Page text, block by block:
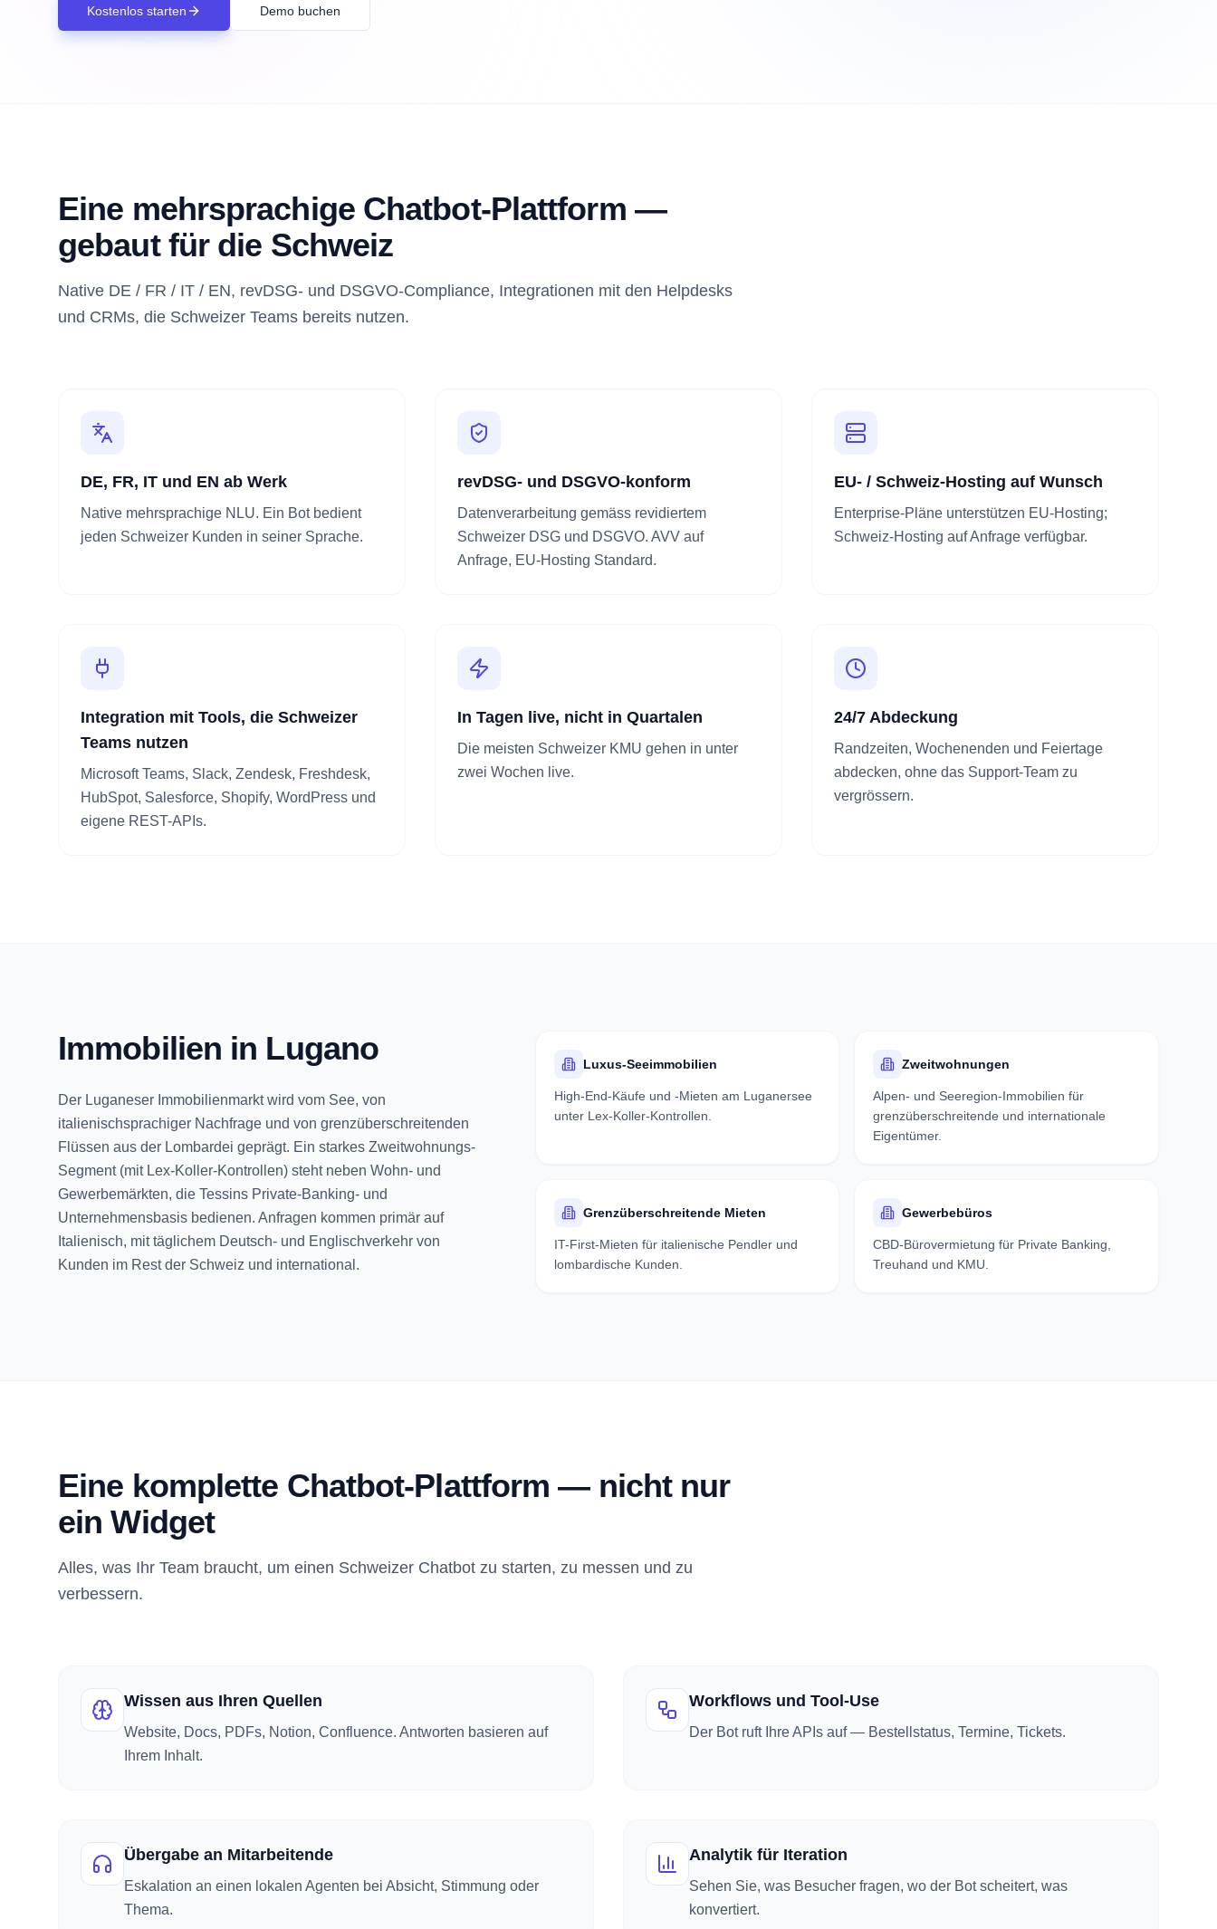
Kostenlos starten Demo buchen
Eine mehrsprachige Chatbot-Plattform —
gebaut für die Schweiz
Native DE / FR / IT / EN, revDSG- und DSGVO-Compliance, Integrationen mit den Helpdesks
und CRMs, die Schweizer Teams bereits nutzen.
DE, FR, IT und EN ab Werk
Native mehrsprachige NLU. Ein Bot bedient
jeden Schweizer Kunden in seiner Sprache.
revDSG- und DSGVO-konform
Datenverarbeitung gemäss revidiertem
Schweizer DSG und DSGVO. AVV auf
Anfrage, EU-Hosting Standard.
EU- / Schweiz-Hosting auf Wunsch
Enterprise-Pläne unterstützen EU-Hosting;
Schweiz-Hosting auf Anfrage verfügbar.
Integration mit Tools, die Schweizer
Teams nutzen
Microsoft Teams, Slack, Zendesk, Freshdesk,
HubSpot, Salesforce, Shopify, WordPress und
eigene REST-APIs.
In Tagen live, nicht in Quartalen
Die meisten Schweizer KMU gehen in unter
zwei Wochen live.
24/7 Abdeckung
Randzeiten, Wochenenden und Feiertage
abdecken, ohne das Support-Team zu
vergrössern.
Immobilien in Lugano
Der Luganeser Immobilienmarkt wird vom See, von
italienischsprachiger Nachfrage und von grenzüberschreitenden
Flüssen aus der Lombardei geprägt. Ein starkes Zweitwohnungs-
Segment (mit Lex-Koller-Kontrollen) steht neben Wohn- und
Gewerbemärkten, die Tessins Private-Banking- und
Unternehmensbasis bedienen. Anfragen kommen primär auf
Italienisch, mit täglichem Deutsch- und Englischverkehr von
Kunden im Rest der Schweiz und international.
Luxus-Seeimmobilien
High-End-Käufe und -Mieten am Luganersee
unter Lex-Koller-Kontrollen.
Zweitwohnungen
Alpen- und Seeregion-Immobilien für
grenzüberschreitende und internationale
Eigentümer.
Grenzüberschreitende Mieten
IT-First-Mieten für italienische Pendler und
lombardische Kunden.
Gewerbebüros
CBD-Bürovermietung für Private Banking,
Treuhand und KMU.
Eine komplette Chatbot-Plattform — nicht nur
ein Widget
Alles, was Ihr Team braucht, um einen Schweizer Chatbot zu starten, zu messen und zu
verbessern.
Wissen aus Ihren Quellen
Website, Docs, PDFs, Notion, Confluence. Antworten basieren auf
Ihrem Inhalt.
Workflows und Tool-Use
Der Bot ruft Ihre APIs auf — Bestellstatus, Termine, Tickets.
Übergabe an Mitarbeitende
Eskalation an einen lokalen Agenten bei Absicht, Stimmung oder
Thema.
Analytik für Iteration
Sehen Sie, was Besucher fragen, wo der Bot scheitert, was
konvertiert.